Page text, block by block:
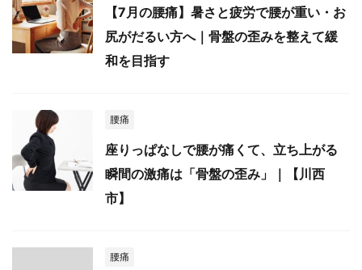
【7月の腰痛】暑さと疲労で腰が重い・お
尻がだるい方へ｜骨盤の歪みを整えて緩
和を目指す
腰痛
座りっぱなしで腰が痛くて、立ち上がる
瞬間の激痛は「骨盤の歪み」｜【川西
市】
腰痛